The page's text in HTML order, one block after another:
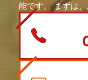
能です。 まずは